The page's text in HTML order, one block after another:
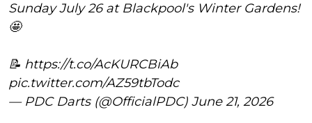
Sunday July 26 at Blackpool's Winter Gardens!
🤩
📝 https://t.co/AcKURCBiAb
pic.twitter.com/AZ59tbTodc
— PDC Darts (@OfficialPDC) June 21, 2026